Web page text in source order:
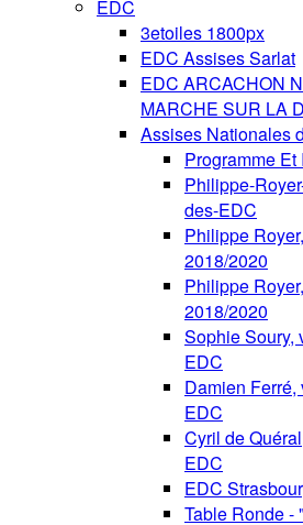
EDC
3etoiles 1800px
EDC Assises Sarlat
EDC ARCACHON
MARCHE SUR LA
Assises Nationales
Programme
Philippe-
des-EDC
Philippe
2018/2020
Philippe
2018/2020
Sophie Soury,
EDC
Damien
EDC
Cyril de
EDC
EDC
Table Ronde